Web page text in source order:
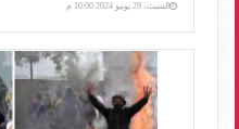
السبت، 29 يونيو 2024 10:00 م